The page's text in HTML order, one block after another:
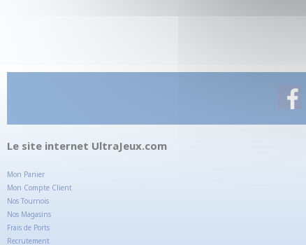
Le site internet UltraJeux.com
Mon Panier
Mon Compte Client
Nos Tournois
Nos Magasins
Frais de Ports
Recrutement